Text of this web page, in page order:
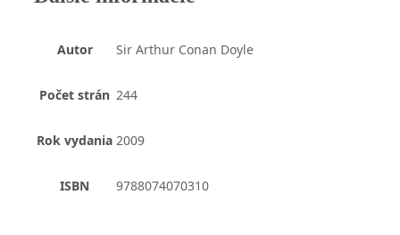
Autor Sir Arthur Conan Doyle
Počet strán 244
Rok vydania 2009
ISBN 9788074070310